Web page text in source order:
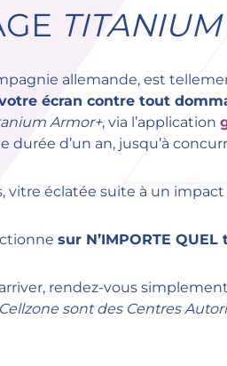
allemande, est
votre écran contre tout
Armor+, via l’application
durée d’un an, jusqu’à
vitre éclatée suite à un
sur N’IMPORTE
rendez-vous
sont des Centres